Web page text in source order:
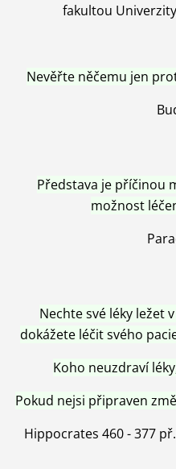
fakultou
Nevěřte něčemu jen
Představa je příčinou
možnost
Nechte své léky ležet
dokážete léčit svého
Koho neuzdraví
Pokud nejsi připraven
Hippocrates 460 - 377